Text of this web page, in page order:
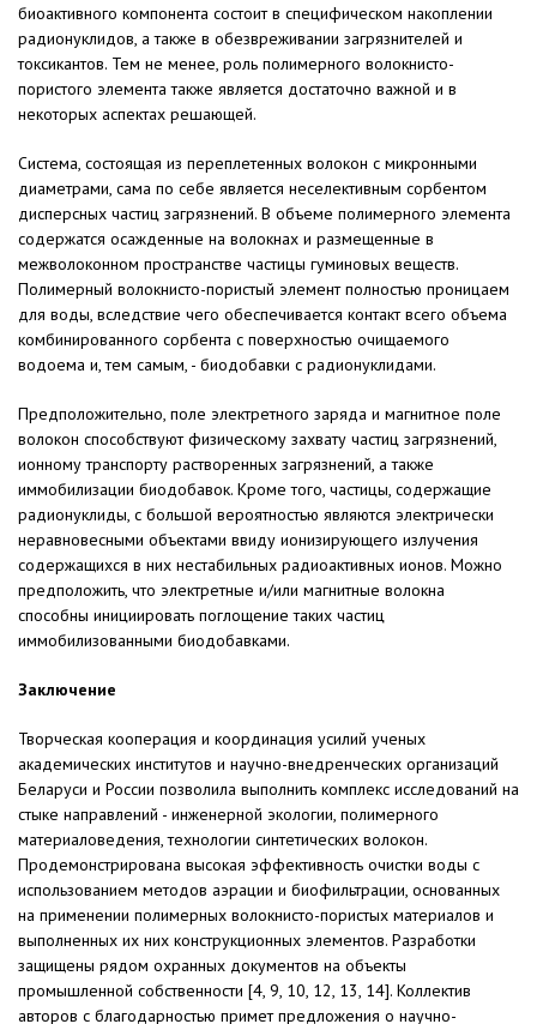
биоактивного компонента состоит в специфическом накоплении
радионуклидов, а также в обезвреживании загрязнителей и
токсикантов. Тем не менее, роль полимерного волокнисто-
пористого элемента также является достаточно важной и в
некоторых аспектах решающей.
Система, состоящая из переплетенных волокон с микронными
диаметрами, сама по себе является неселективным сорбентом
дисперсных частиц загрязнений. В объеме полимерного элемента
содержатся осажденные на волокнах и размещенные в
межволоконном пространстве частицы гуминовых веществ.
Полимерный волокнисто-пористый элемент полностью проницаем
для воды, вследствие чего обеспечивается контакт всего объема
комбинированного сорбента с поверхностью очищаемого
водоема и, тем самым, - биодобавки с радионуклидами.
Предположительно, поле электретного заряда и магнитное поле
волокон способствуют физическому захвату частиц загрязнений,
ионному транспорту растворенных загрязнений, а также
иммобилизации биодобавок. Кроме того, частицы, содержащие
радионуклиды, с большой вероятностью являются электрически
неравновесными объектами ввиду ионизирующего излучения
содержащихся в них нестабильных радиоактивных ионов. Можно
предположить, что электретные и/или магнитные волокна
способны инициировать поглощение таких частиц
иммобилизованными биодобавками.
Заключение
Творческая кооперация и координация усилий ученых
академических институтов и научно-внедренческих организаций
Беларуси и России позволила выполнить комплекс исследований на
стыке направлений - инженерной экологии, полимерного
материаловедения, технологии синтетических волокон.
Продемонстрирована высокая эффективность очистки воды с
использованием методов аэрации и биофильтрации, основанных
на применении полимерных волокнисто-пористых материалов и
выполненных их них конструкционных элементов. Разработки
защищены рядом охранных документов на объекты
промышленной собственности [4, 9, 10, 12, 13, 14]. Коллектив
авторов с благодарностью примет предложения о научно-